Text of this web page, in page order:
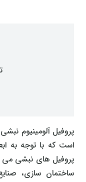
است که با توجه به
پروفیل های نبشی
ساختمان سازی،